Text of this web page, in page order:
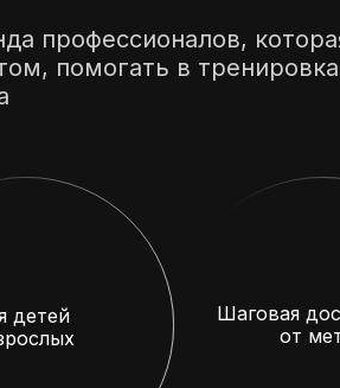
профессионалов,
помогать в
детей
Шаговая
от